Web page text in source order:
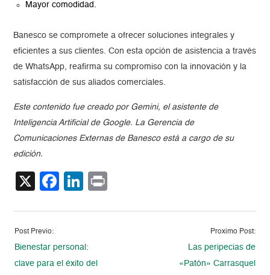
Mayor comodidad.
Banesco se compromete a ofrecer soluciones integrales y
eficientes a sus clientes. Con esta opción de asistencia a través
de WhatsApp, reafirma su compromiso con la innovación y la
satisfacción de sus aliados comerciales.
Este contenido fue creado por Gemini, el asistente de
Inteligencia Artificial de Google. La Gerencia de
Comunicaciones Externas de Banesco está a cargo de su
edición.
X Facebook
LinkedIn
Post Previo:
Bienestar personal:
clave para el éxito del
Proximo Post:
Las peripecias de
«Patón» Carrasquel